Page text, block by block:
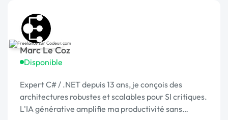
Marc Le Coz
Disponible
Expert C# / .NET depuis 13 ans, je conçois des
architectures robustes et scalables pour SI critiques.
L'IA générative amplifie ma productivité sans